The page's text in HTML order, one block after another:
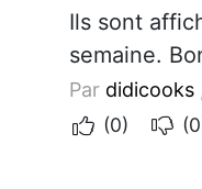
Ils sont
semaine.
Par didicooks
(0)